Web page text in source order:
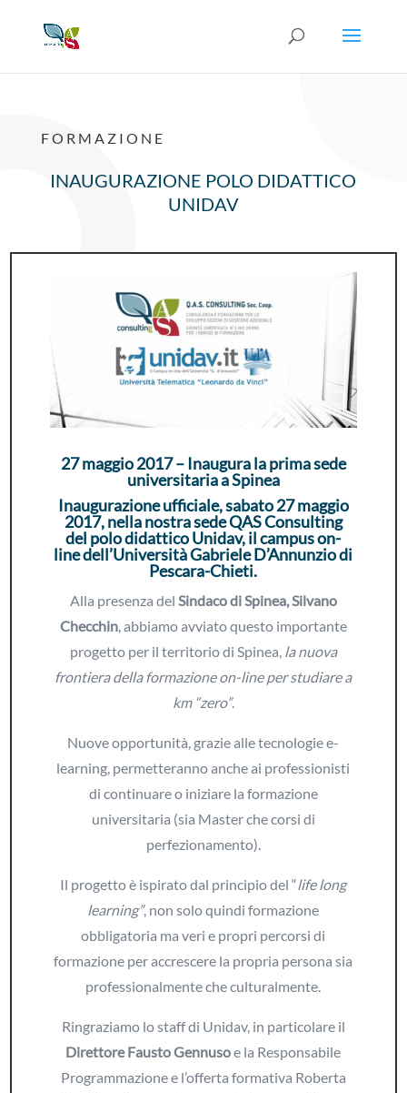
FORMAZIONE
INAUGURAZIONE POLO DIDATTICO
UNIDAV
27 maggio 2017 – Inaugura la prima sede
universitaria a Spinea
Inaugurazione ufficiale, sabato 27 maggio
2017, nella nostra sede QAS Consulting
del polo didattico Unidav, il campus on-
line dell’Università Gabriele D’Annunzio di
Pescara-Chieti.
Alla presenza del Sindaco di Spinea, Silvano
Checchin, abbiamo avviato questo importante
progetto per il territorio di Spinea, la nuova
frontiera della formazione on-line per studiare a
km “zero”.
Nuove opportunità, grazie alle tecnologie e-
learning, permetteranno anche ai professionisti
di continuare o iniziare la formazione
universitaria (sia Master che corsi di
perfezionamento).
Il progetto è ispirato dal principio del “life long
learning”, non solo quindi formazione
obbligatoria ma veri e propri percorsi di
formazione per accrescere la propria persona sia
professionalmente che culturalmente.
Ringraziamo lo staff di Unidav, in particolare il
Direttore Fausto Gennusoe la Responsabile
Programmazione e l’offerta formativa Roberta